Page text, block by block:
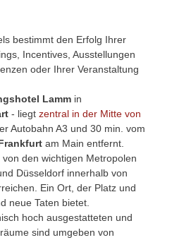
bestimmt den Erfolg Ihrer
Incentives, Ausstellungen
oder Ihrer Veranstaltung
Lamm in
- liegt zentral in der Mitte von
Autobahn A3 und 30 min. vom
am Main entfernt.
den wichtigen Metropolen
Düsseldorf innerhalb von
Ein Ort, der Platz und
neue Taten bietet.
hoch ausgestatteten und
sind umgeben von